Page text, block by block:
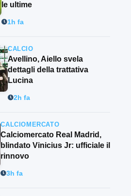
le ultime
1h fa
CALCIO
Avellino, Aiello svela
dettagli della trattativa
Lucina
2h fa
CALCIOMERCATO
Calciomercato Real Madrid,
blindato Vinicius Jr: ufficiale il
rinnovo
3h fa